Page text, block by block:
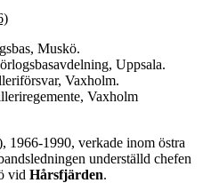
Muskö.
Uppsala.
Vaxholm.
Vaxholm
1966-1990, verkade inom östra
underställd chefen
vid Hårsfjärden.